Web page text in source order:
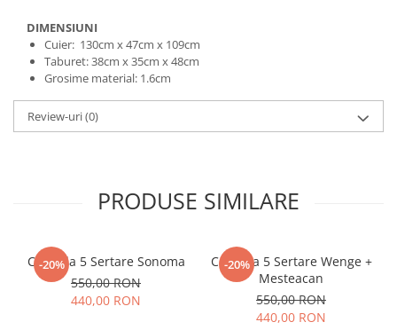
DIMENSIUNI
Cuier: 130cm x 47cm x 109cm
Taburet: 38cm x 35cm x 48cm
Grosime material: 1.6cm
Review-uri(0)
PRODUSE SIMILARE
-20%
Comoda 5 Sertare Sonoma
550,00 RON
440,00 RON
-20%
Comoda 5 Sertare Wenge +
Mesteacan
550,00 RON
440,00 RON